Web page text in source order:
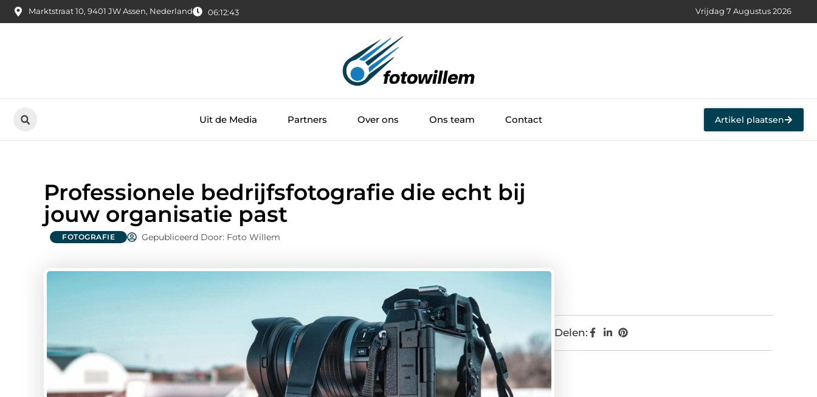
Marktstraat 10, 9401 JW Assen, Nederland 06:12:45 Vrijdag 7 Augustus 2026
Uit de Media Partners Over ons Ons team Contact Artikel plaatsen
Professionele bedrijfsfotografie die echt bij
jouw organisatie past
FOTOGRAFIE Gepubliceerd Door: Foto Willem
Delen: